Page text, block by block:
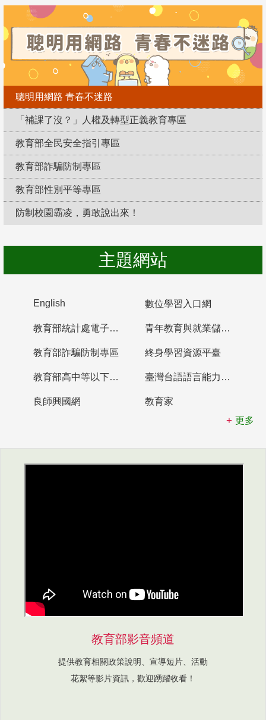
聰明用網路 青春不迷路
「補課了沒？」人權及轉型正義教育專區
教育部全民安全指引專區
教育部詐騙防制專區
教育部性別平等專區
防制校園霸凌，勇敢說出來！
主題網站
English 數位學習入口網
教育部統計處電子書櫃 青年教育與就業儲蓄帳戶
教育部詐騙防制專區 終身學習資源平臺
教育部高中等以下學校及幼兒園教師資格檢定考試 臺灣台語語言能力認證網站
良師興國網
教育家
更多
教育部影音頻道
提供教育相關政策說明、宣導短片、活動
花絮等影片資訊，歡迎踴躍收看！